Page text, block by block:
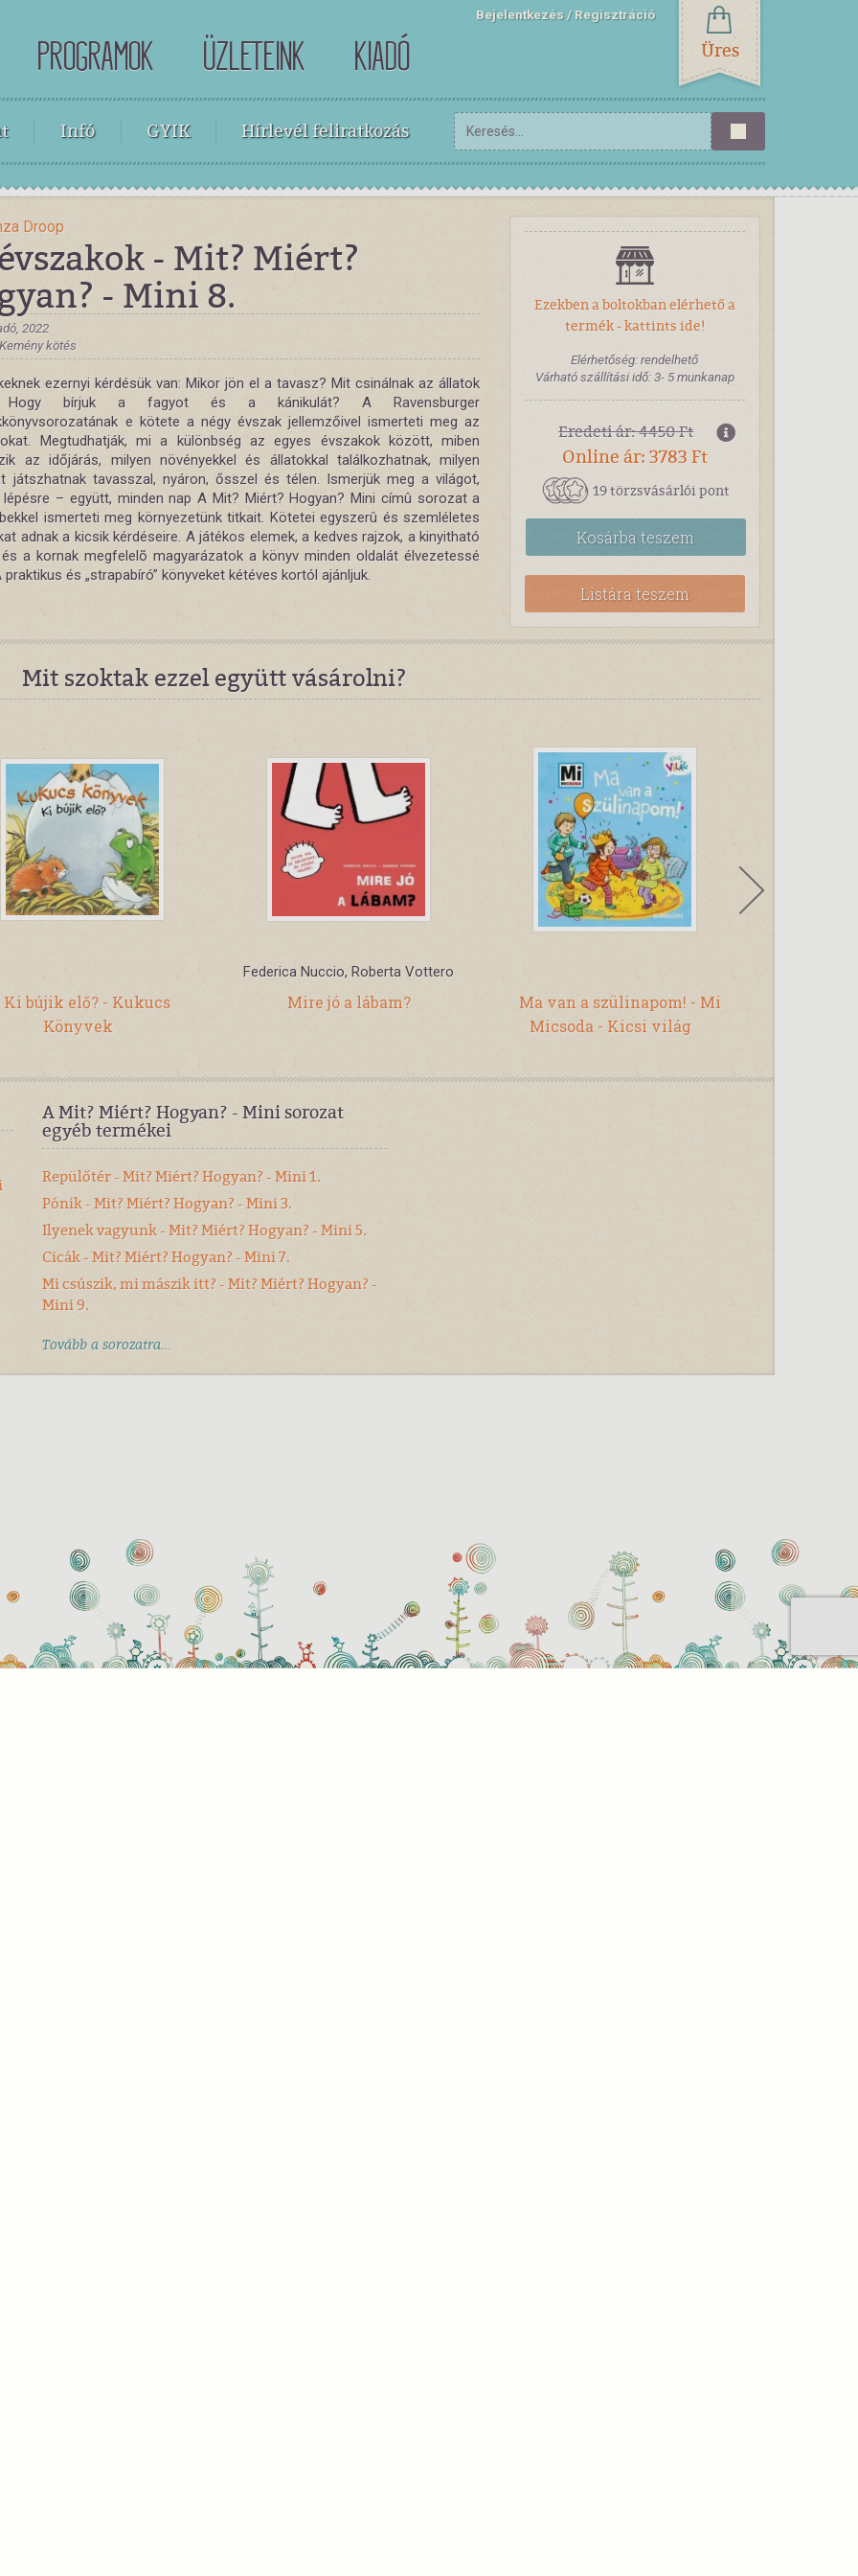
PROGRAMOK ÜZLETEINK KIADÓ
Bejelentkezés Regisztráció
Üres
Infó GYIK Hírlevél feliratkozás
Droop
- Mit? Miért?
- Mini 8.
2022
kötés
ezernyi kérdésük van: Mikor jön el a tavasz? Mit csinálnak az állatok
Hogy bírjuk a fagyot és a kánikulát? A Ravensburger
e kötete a négy évszak jellemzőivel ismerteti meg az
Megtudhatják, mi a különbség az egyes évszakok között, miben
az időjárás, milyen növényekkel és állatokkal találkozhatnak, milyen
játszhatnak tavasszal, nyáron, ősszel és télen. Ismerjük meg a világot,
lépésre – együtt, minden nap A Mit? Miért? Hogyan? Mini címû sorozat a
ismerteti meg környezetünk titkait. Kötetei egyszerû és szemléletes
adnak a kicsik kérdéseire. A játékos elemek, a kedves rajzok, a kinyitható
a kornak megfelelõ magyarázatok a könyv minden oldalát élvezetessé
praktikus és „strapabíró” könyveket kétéves kortól ajánljuk.
Ezekben a boltokban elérhető a
termék - kattints ide!
Elérhetőség: rendelhető
Várható szállítási idő: 3- 5 munkanap
Eredeti ár: 4450 Ft
Online ár: 3783 Ft
19 törzsvásárlói pont
Kosárbateszem
Listára teszem
Mit szoktak ezzel együtt vásárolni?
Ki bújik elő? - Kukucs
Könyvek
Federica Nuccio, Roberta Vottero
Mire jó a lábam?
Ma van a szülinapom! - Mi
Micsoda - Kicsi világ
A Mit? Miért? Hogyan? - Mini sorozat
egyéb termékei
Repülőtér - Mit? Miért? Hogyan? - Mini 1.
Pónik - Mit? Miért? Hogyan? - Mini 3.
Ilyenek vagyunk - Mit? Miért? Hogyan? - Mini 5.
Cicák - Mit? Miért? Hogyan? - Mini 7.
Mi csúszik, mi mászik itt? - Mit? Miért? Hogyan? -
Mini 9.
Tovább a sorozatra...